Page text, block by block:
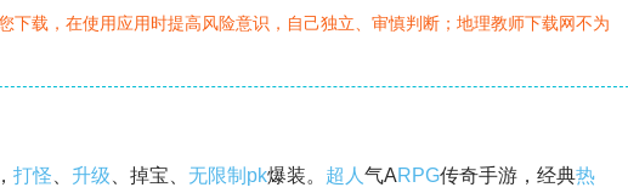
下载，在使用应用时提高风险意识，自己独立、审慎判断；地理教师下载网不为
打怪 升级 、掉宝、 无限制 pk爆装。 超人 气ARPG传奇手游，经典热